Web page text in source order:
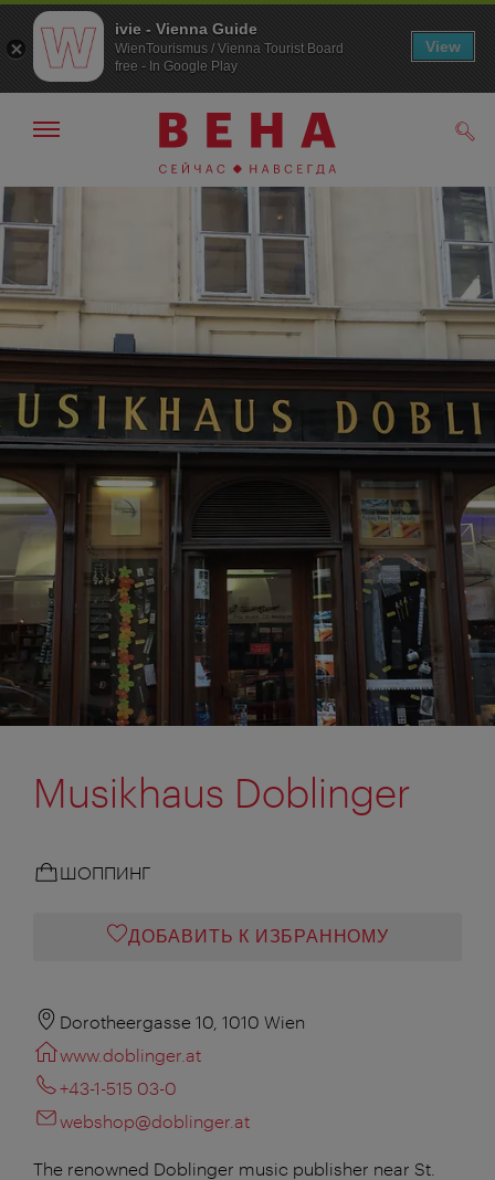
К
навигации
К
содержанию
Показать/
навигации
Musikhaus Doblinger
ШОППИНГ
ДОБАВИТЬ К ИЗБРАННОМУ
Dorotheergasse 10, 1010 Wien
www.doblinger.at
+43-1-515 03-0
webshop@doblinger.at
The renowned Doblinger music publisher near St.
ivie - Vienna Guide
WienTourismus / Vienna Tourist Board
free - In Google Play
View